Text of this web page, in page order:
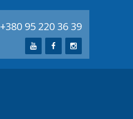
+380 95 220 36 39